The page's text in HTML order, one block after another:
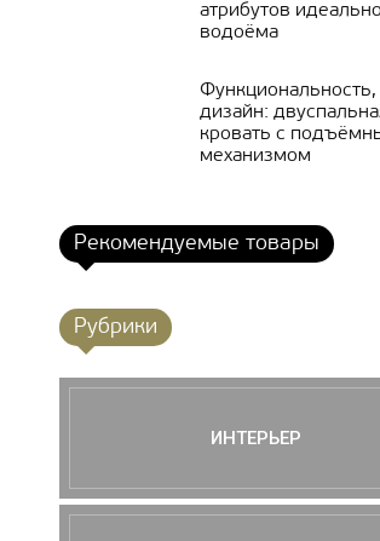
атрибутов
водоёма
Функциональность,
дизайн:
кровать с
механизмом
Рекомендуемые товары
Рубрики
ИНТЕРЬЕР